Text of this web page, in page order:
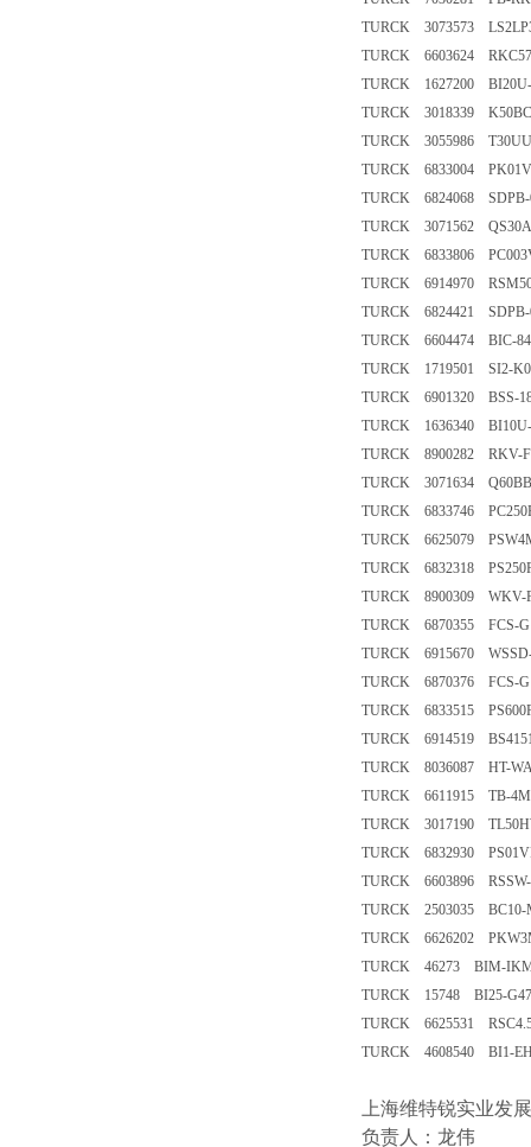
TURCK 3073573
TURCK 6603624
TURCK 1627200 BI20U-
TURCK 3018339
TURCK 3055986
TURCK 6833004
TURCK 6824068 SDPB-
TURCK 3071562
TURCK 6833806
TURCK 6914970
TURCK 6824421 SDPB-
TURCK 6604474 BIC-
TURCK 1719501 SI2-
TURCK 6901320 BSS-
TURCK 1636340 BI10U-
TURCK 8900282 RKV-
TURCK 3071634
TURCK 6833746
TURCK 6625079
TURCK 6832318
TURCK 8900309 WKV-
TURCK 6870355 FCS-
TURCK 6915670 WSSD-
TURCK 6870376 FCS-
TURCK 6833515
TURCK 6914519
TURCK 8036087 HT-
TURCK 6611915 TB-
TURCK 3017190
TURCK 6832930
TURCK 6603896 RSSW-
TURCK 2503035 BC10-
TURCK 6626202
TURCK 46273 BIM-
TURCK 15748 BI25-
TURCK 6625531
TURCK 4608540 BI1-
上海维特锐实业发
负责人：龙伟